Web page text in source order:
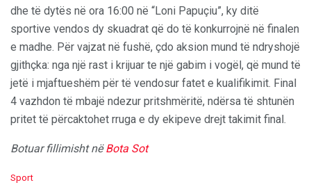
dhe të dytës në ora 16:00 në “Loni Papuçiu”, ky ditë
sportive vendos dy skuadrat që do të konkurrojnë në finalen
e madhe. Për vajzat në fushë, çdo aksion mund të ndryshojë
gjithçka: nga një rast i krijuar te një gabim i vogël, që mund të
jetë i mjaftueshëm për të vendosur fatet e kualifikimit. Final
4 vazhdon të mbajë ndezur pritshmëritë, ndërsa të shtunën
pritet të përcaktohet rruga e dy ekipeve drejt takimit final.
Botuar fillimisht nëBota Sot
C
Sport